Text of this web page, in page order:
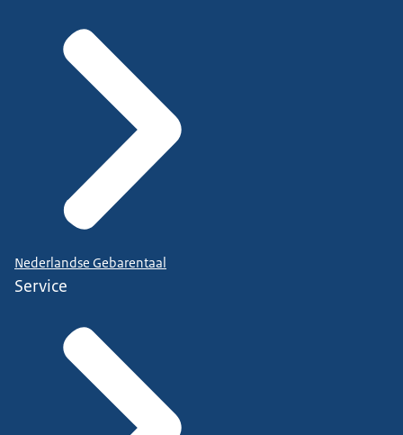
Nederlandse Gebarentaal
Service